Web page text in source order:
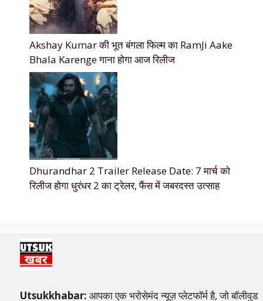
Akshay Kumar की भूत बंगला फिल्म का RamJi Aake
Bhala Karenge गाना होगा आज रिलीज
Dhurandhar 2 Trailer Release Date: 7 मार्च को
रिलीज होगा धुरंधर 2 का ट्रेलर, फैंस में जबरदस्त उत्साह
Utsukkhabar: आपका एक भरोसेमंद न्यूज़ प्लेटफॉर्म है, जो बॉलीवुड